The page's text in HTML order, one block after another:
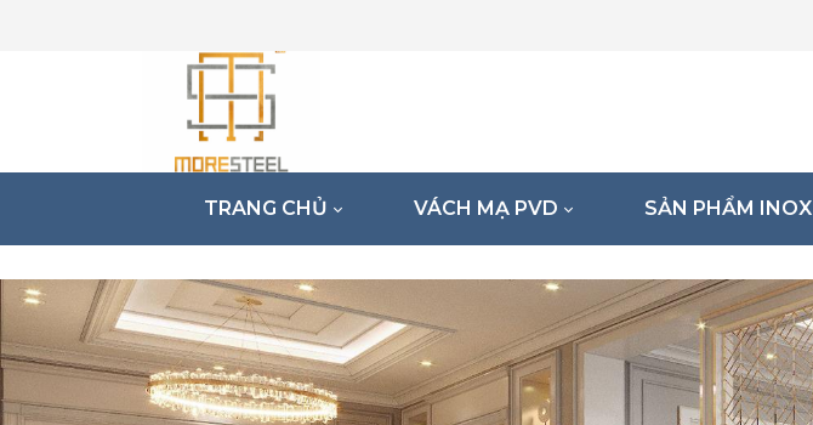
TRANG CHỦ VÁCH MẠ PVD SẢN PHẨM INOX